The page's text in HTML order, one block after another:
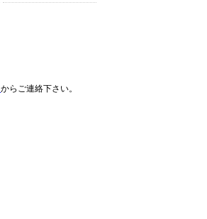
からご連絡下さい。